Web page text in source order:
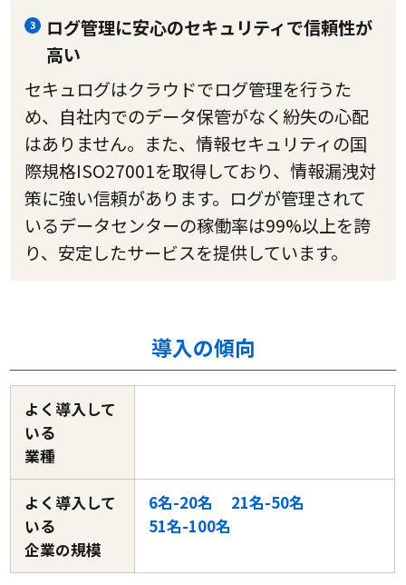
3
ログ管理に安心のセキュリティで信頼性が
高い
セキュログはクラウドでログ管理を行うた
め、自社内でのデータ保管がなく紛失の心配
はありません。また、情報セキュリティの国
際規格ISO27001を取得しており、情報漏洩対
策に強い信頼があります。ログが管理されて
いるデータセンターの稼働率は99%以上を誇
り、安定したサービスを提供しています。
導入の傾向
よく導入して
いる
業種
よく導入して
いる
企業の規模
6名-20名
21名-50名
51名-100名